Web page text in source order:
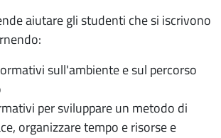
aiutare gli studenti che si iscrivono
sull'ambiente e sul percorso
per sviluppare un metodo di
organizzare tempo e risorse e